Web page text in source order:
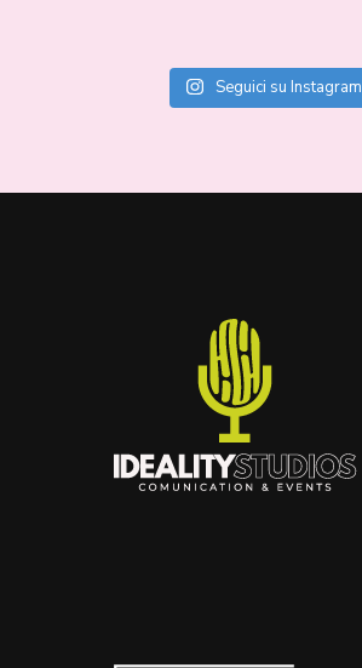
Seguici su Instagram